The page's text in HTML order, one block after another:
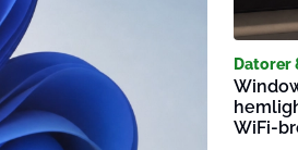
Datorer
WiFi-